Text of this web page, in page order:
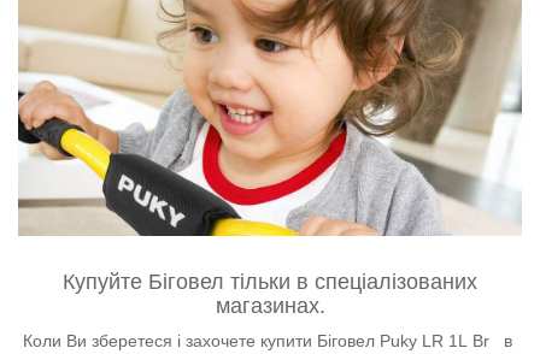
Купуйте Біговел тільки в спеціалізованих
магазинах.
Коли Ви зберетеся і захочете купити Біговел Puky LR 1L Br
в